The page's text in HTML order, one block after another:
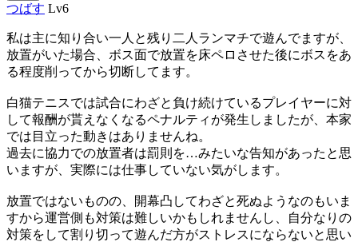
つばす Lv6
私は主に知り合い一人と残り二人ランマチで遊んでますが、
放置がいた場合、ボス面で放置を床ペロさせた後にボスをあ
る程度削ってから切断してます。
白猫テニスでは試合にわざと負け続けているプレイヤーに対
して報酬が貰えなくなるペナルティが発生しましたが、本家
では目立った動きはありませんね。
過去に協力での放置者は罰則を…みたいな告知があったと思
いますが、実際には仕事していない気がします。
放置ではないものの、開幕凸してわざと死ぬようなのもいま
すから運営側も対策は難しいかもしれませんし、自分なりの
対策をして割り切って遊んだ方がストレスにならないと思い